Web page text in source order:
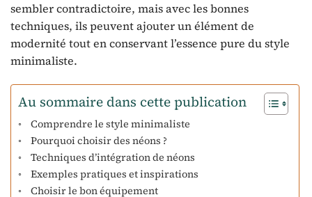
sembler contradictoire, mais avec les bonnes
techniques, ils peuvent ajouter un élément de
modernité tout en conservant l’essence pure du style
minimaliste.
Au sommaire dans cette publication
Comprendre le style minimaliste
Pourquoi choisir des néons ?
Techniques d’intégration de néons
Exemples pratiques et inspirations
Choisir le bon équipement